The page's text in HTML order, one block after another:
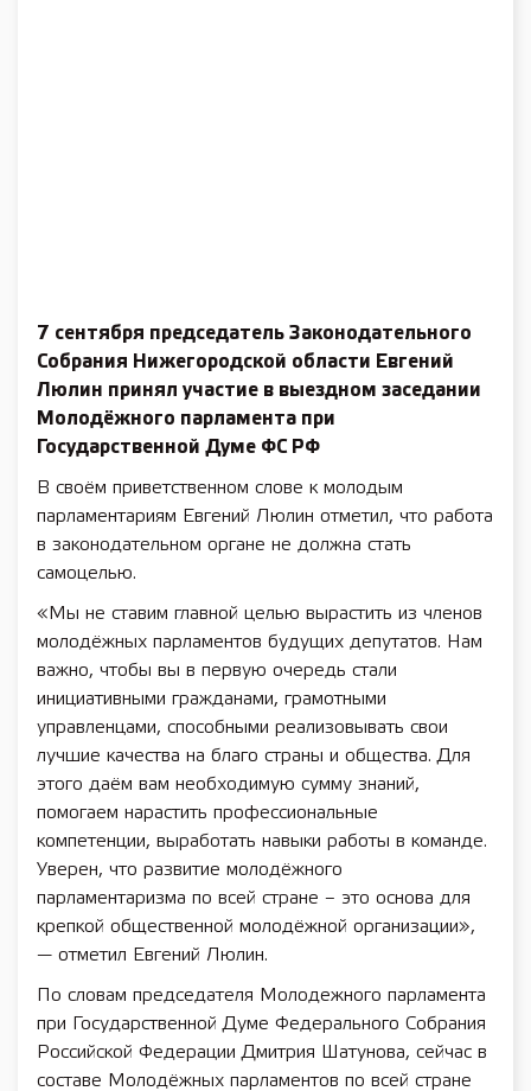
7 сентября председатель Законодательного
Собрания Нижегородской области Евгений
Люлин принял участие в выездном заседании
Молодёжного парламента при
Государственной Думе ФС РФ
В своём приветственном слове к молодым
парламентариям Евгений Люлин отметил, что работа
в законодательном органе не должна стать
самоцелью.
«Мы не ставим главной целью вырастить из членов
молодёжных парламентов будущих депутатов. Нам
важно, чтобы вы в первую очередь стали
инициативными гражданами, грамотными
управленцами, способными реализовывать свои
лучшие качества на благо страны и общества. Для
этого даём вам необходимую сумму знаний,
помогаем нарастить профессиональные
компетенции, выработать навыки работы в команде.
Уверен, что развитие молодёжного
парламентаризма по всей стране – это основа для
крепкой общественной молодёжной организации»,
— отметил Евгений Люлин.
По словам председателя Молодежного парламента
при Государственной Думе Федерального Собрания
Российской Федерации Дмитрия Шатунова, сейчас в
составе Молодёжных парламентов по всей стране